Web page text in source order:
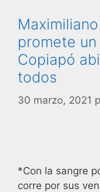
promete
Copiapó
todos
30 marzo, 2021
*Con la sangre
corre por sus